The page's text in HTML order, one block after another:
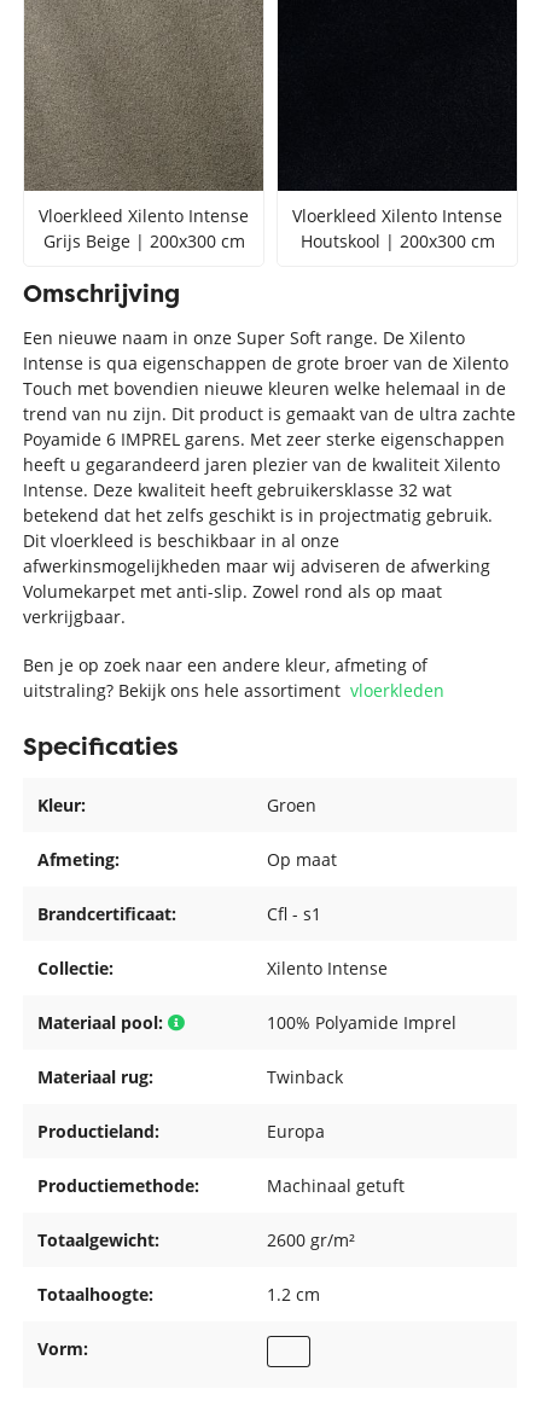
Vloerkleed Xilento Intense
Grijs Beige | 200x300 cm
Vloerkleed Xilento Intense
Houtskool | 200x300 cm
Omschrijving
Een nieuwe naam in onze Super Soft range. De Xilento
Intense is qua eigenschappen de grote broer van de Xilento
Touch met bovendien nieuwe kleuren welke helemaal in de
trend van nu zijn. Dit product is gemaakt van de ultra zachte
Poyamide 6 IMPREL garens. Met zeer sterke eigenschappen
heeft u gegarandeerd jaren plezier van de kwaliteit Xilento
Intense. Deze kwaliteit heeft gebruikersklasse 32 wat
betekend dat het zelfs geschikt is in projectmatig gebruik.
Dit vloerkleed is beschikbaar in al onze
afwerkinsmogelijkheden maar wij adviseren de afwerking
Volumekarpet met anti-slip. Zowel rond als op maat
verkrijgbaar.
Ben je op zoek naar een andere kleur, afmeting of
uitstraling? Bekijk ons hele assortimentvloerkleden
Specificaties
Kleur: Groen
Afmeting: Op maat
Brandcertificaat: Cfl - s1
Collectie: Xilento Intense
Materiaal pool: 100% Polyamide Imprel
Materiaal rug: Twinback
Productieland: Europa
Productiemethode: Machinaal getuft
Totaalgewicht: 2600 gr/m²
Totaalhoogte: 1.2 cm
Vorm: